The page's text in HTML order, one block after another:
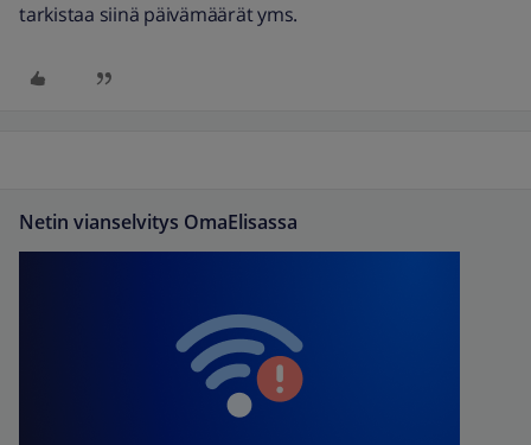
tarkistaa siinä päivämäärät yms.
Netin vianselvitys OmaElisassa